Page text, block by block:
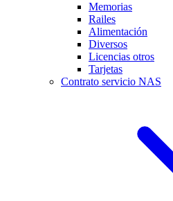
Memorias
Railes
Alimentación
Diversos
Licencias otros
Tarjetas
Contrato servicio NAS